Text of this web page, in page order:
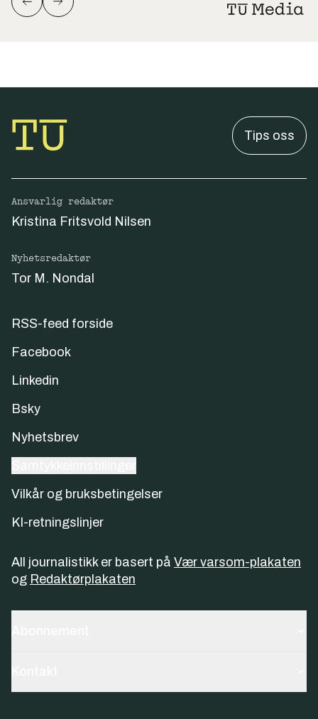
Tips oss
Ansvarlig redaktør
Kristina Fritsvold Nilsen
Nyhetsredaktør
Tor M. Nondal
RSS-feed forside
Facebook
Linkedin
Bsky
Nyhetsbrev
Vilkår og bruksbetingelser
KI-retningslinjer
All journalistikk er basert på Vær varsom-plakaten
og Redaktørplakaten